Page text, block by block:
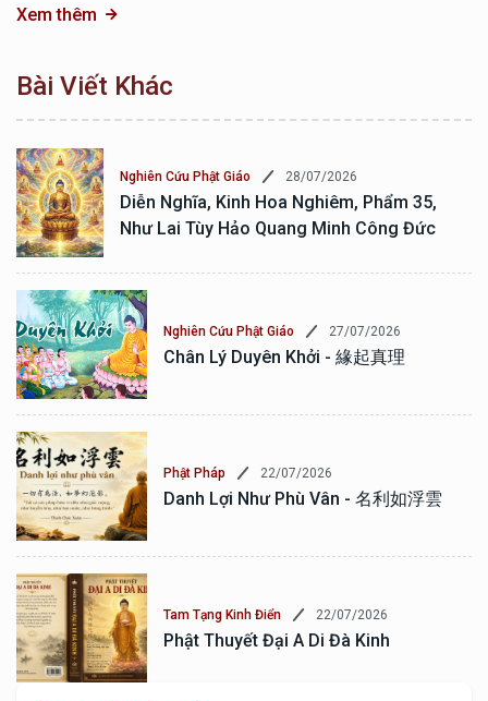
Xem thêm
Bài Viết Khác
Nghiên Cứu Phật Giáo 28/07/2026
Diễn Nghĩa, Kinh Hoa Nghiêm, Phẩm 35,
Như Lai Tùy Hảo Quang Minh Công Đức
Nghiên Cứu Phật Giáo 27/07/2026
Chân Lý Duyên Khởi - 緣起真理
Phật Pháp 22/07/2026
Danh Lợi Như Phù Vân - 名利如浮雲
Tam Tạng Kinh Điển 22/07/2026
Phật Thuyết Đại A Di Đà Kinh